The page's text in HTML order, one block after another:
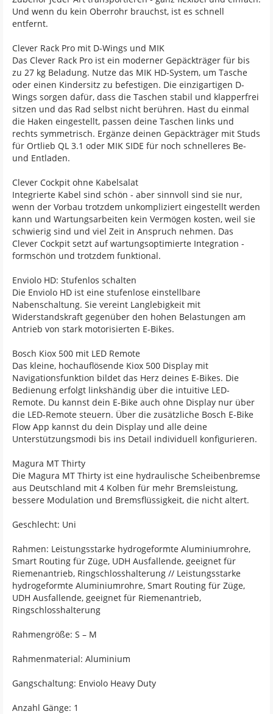
Und wenn du kein Oberrohr brauchst, ist es schnell
entfernt.
Clever Rack Pro mit D-Wings und MIK
Das Clever Rack Pro ist ein moderner Gepäckträger für bis
zu 27 kg Beladung. Nutze das MIK HD-System, um Tasche
oder einen Kindersitz zu befestigen. Die einzigartigen D-
Wings sorgen dafür, dass die Taschen stabil und klapperfrei
sitzen und das Rad selbst nicht berühren. Hast du einmal
die Haken eingestellt, passen deine Taschen links und
rechts symmetrisch. Ergänze deinen Gepäckträger mit Studs
für Ortlieb QL 3.1 oder MIK SIDE für noch schnelleres Be-
und Entladen.
Clever Cockpit ohne Kabelsalat
Integrierte Kabel sind schön - aber sinnvoll sind sie nur,
wenn der Vorbau trotzdem unkompliziert eingestellt werden
kann und Wartungsarbeiten kein Vermögen kosten, weil sie
schwierig sind und viel Zeit in Anspruch nehmen. Das
Clever Cockpit setzt auf wartungsoptimierte Integration -
formschön und trotzdem funktional.
Enviolo HD: Stufenlos schalten
Die Enviolo HD ist eine stufenlose einstellbare
Nabenschaltung. Sie vereint Langlebigkeit mit
Widerstandskraft gegenüber den hohen Belastungen am
Antrieb von stark motorisierten E-Bikes.
Bosch Kiox 500 mit LED Remote
Das kleine, hochauflösende Kiox 500 Display mit
Navigationsfunktion bildet das Herz deines E-Bikes. Die
Bedienung erfolgt linkshändig über die intuitive LED-
Remote. Du kannst dein E-Bike auch ohne Display nur über
die LED-Remote steuern. Über die zusätzliche Bosch E-Bike
Flow App kannst du dein Display und alle deine
Unterstützungsmodi bis ins Detail individuell konfigurieren.
Magura MT Thirty
Die Magura MT Thirty ist eine hydraulische Scheibenbremse
aus Deutschland mit 4 Kolben für mehr Bremsleistung,
bessere Modulation und Bremsflüssigkeit, die nicht altert.
Geschlecht: Uni
Rahmen: Leistungsstarke hydrogeformte Aluminiumrohre,
Smart Routing für Züge, UDH Ausfallende, geeignet für
Riemenantrieb, Ringschlosshalterung // Leistungsstarke
hydrogeformte Aluminiumrohre, Smart Routing für Züge,
UDH Ausfallende, geeignet für Riemenantrieb,
Ringschlosshalterung
Rahmengröße: S – M
Rahmenmaterial: Aluminium
Gangschaltung: Enviolo Heavy Duty
Anzahl Gänge: 1